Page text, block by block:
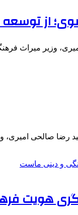
از
میراث فرهنگی، صنایع
رضا صالحی
هویت